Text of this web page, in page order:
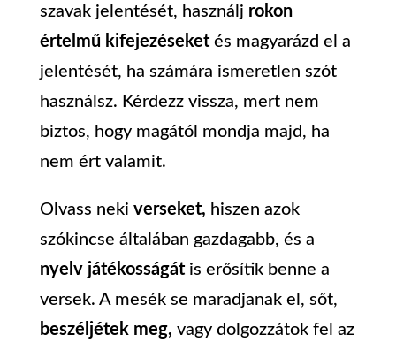
szavak jelentését, használj rokon
értelmű kifejezéseketés magyarázd el a
jelentését, ha számára ismeretlen szót
használsz. Kérdezz vissza, mert nem
biztos, hogy magától mondja majd, ha
nem ért valamit.
Olvass neki verseket, hiszen azok
szókincse általában gazdagabb, és a
nyelv játékosságátis erősítik benne a
versek. A mesék se maradjanak el, sőt,
beszéljétek meg, vagy dolgozzátok fel az